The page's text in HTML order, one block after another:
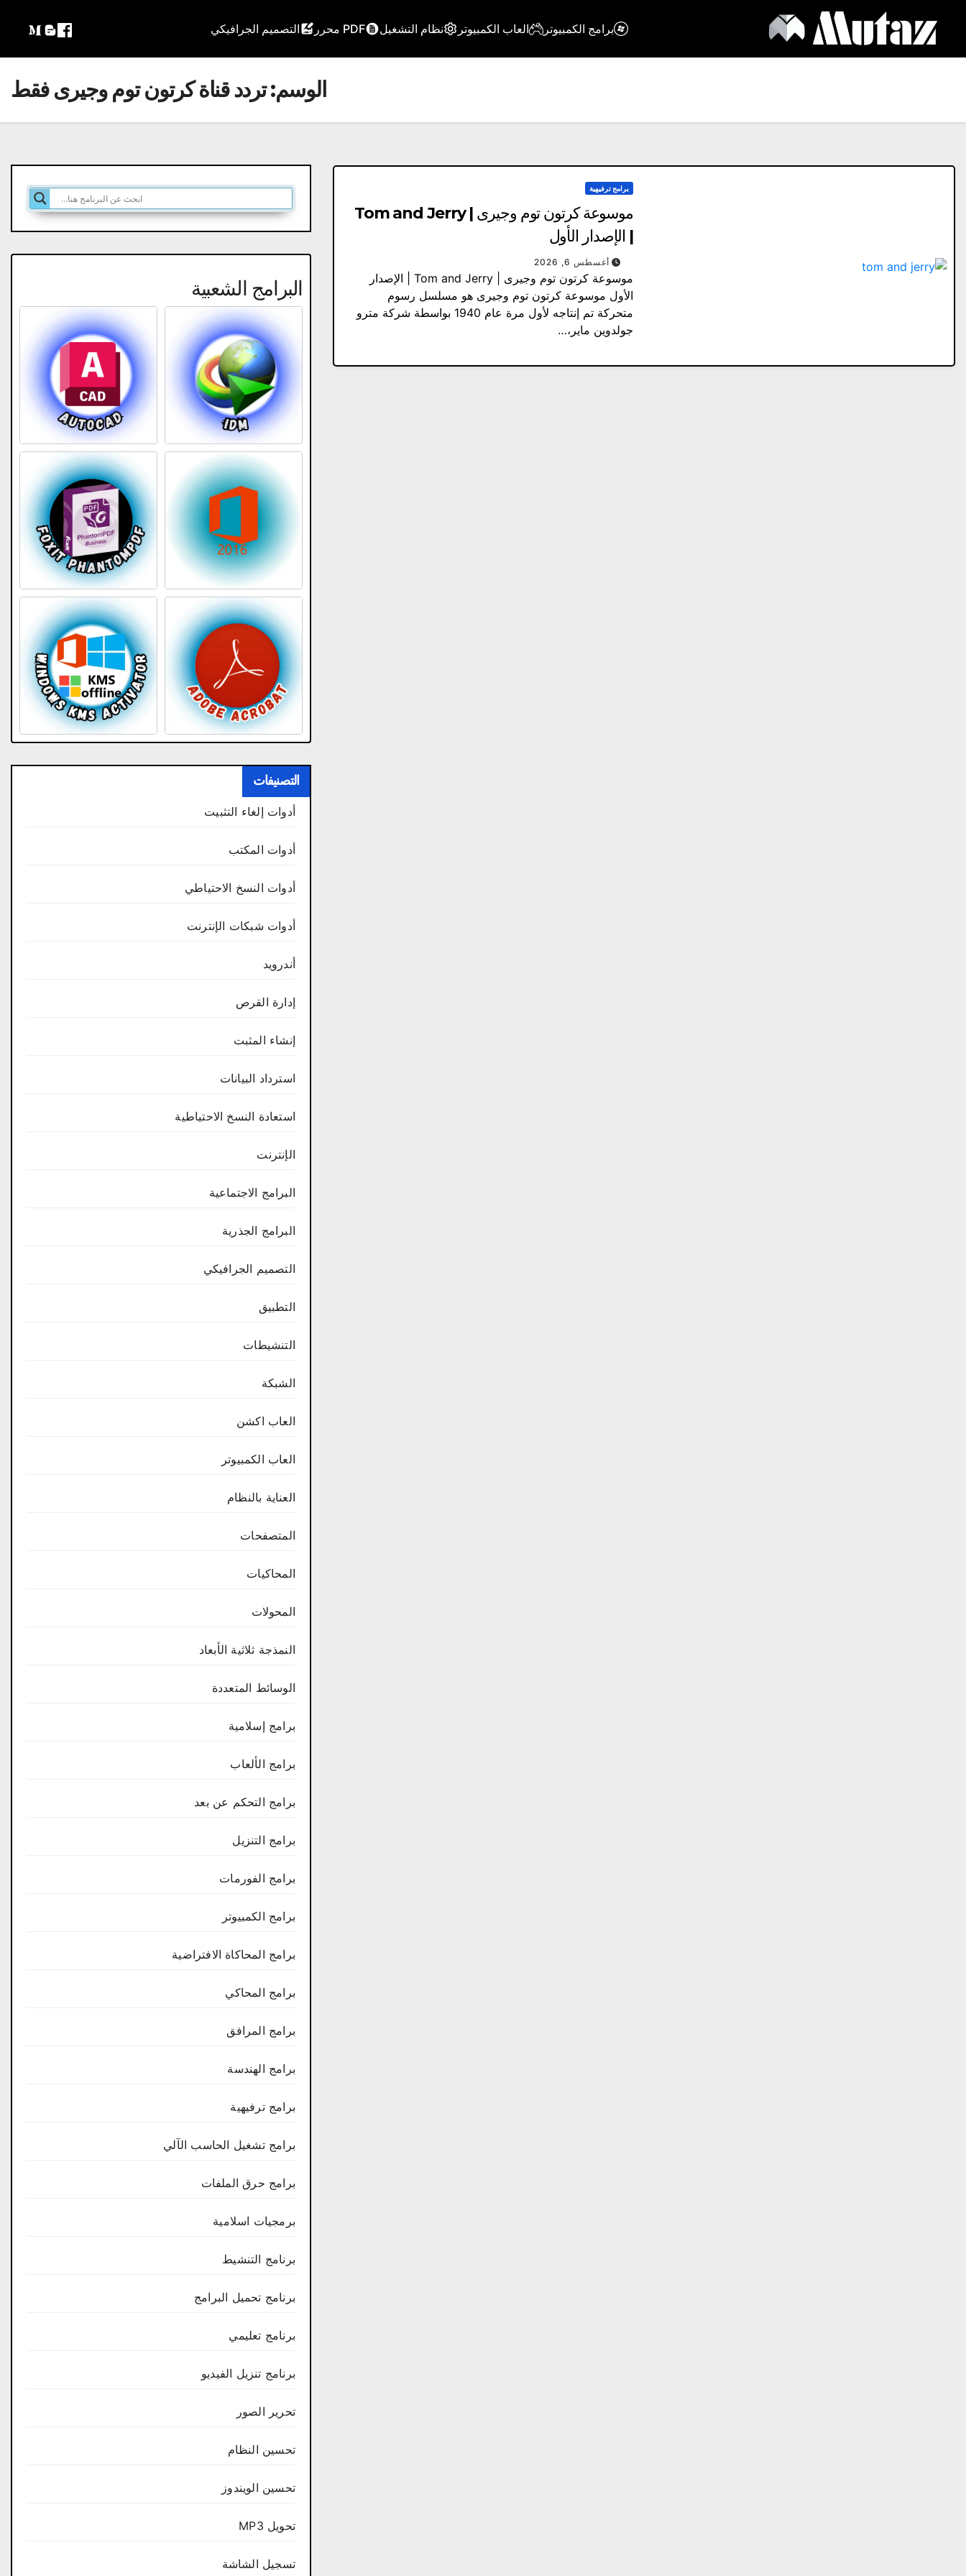
content
برامج الكمبيوتر العاب الكمبيوتر نظام التشغيل PDF محرر التصميم الجرافيكي
الوسم:تردد قناة كرتون توم وجيرى فقط
برامج ترفيهية
موسوعة كرتون توم وجيرى | Tom and Jerry
| الإصدار الأول
أغسطس 6, 2026
موسوعة كرتون توم وجيرى | Tom and Jerry | الإصدار
الأول موسوعة كرتون توم وجيرى هو مسلسل رسوم
متحركة تم إنتاجه لأول مرة عام 1940 بواسطة شركة مترو
جولدوين ماير،…
البرامج الشعبية
التصنيفات
أدوات إلغاء التثبيت
أدوات المكتب
أدوات النسخ الاحتياطي
أدوات شبكات الإنترنت
أندرويد
إدارة القرص
إنشاء المثبت
استرداد البيانات
استعادة النسخ الاحتياطية
الإنترنت
البرامج الاجتماعية
البرامج الجذرية
التصميم الجرافيكي
التطبيق
التنشيطات
الشبكة
العاب اكشن
العاب الكمبيوتر
العناية بالنظام
المتصفحات
المحاكيات
المحولات
النمذجة ثلاثية الأبعاد
الوسائط المتعددة
برامج إسلامية
برامج الألعاب
برامج التحكم عن بعد
برامج التنزيل
برامج الفورمات
برامج الكمبيوتر
برامج المحاكاة الافتراضية
برامج المحاكي
برامج المرافق
برامج الهندسة
برامج ترفيهية
برامج تشغيل الحاسب الآلي
برامج حرق الملفات
برمجيات اسلامية
برنامج التنشيط
برنامج تحميل البرامج
برنامج تعليمي
برنامج تنزيل الفيديو
تحرير الصور
تحسين النظام
تحسين الويندوز
تحويل MP3
تسجيل الشاشة